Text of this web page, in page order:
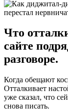
Что
сайте
разговоре.
Когда обещают
Отталкивает
уже сказал, что
снова писать.